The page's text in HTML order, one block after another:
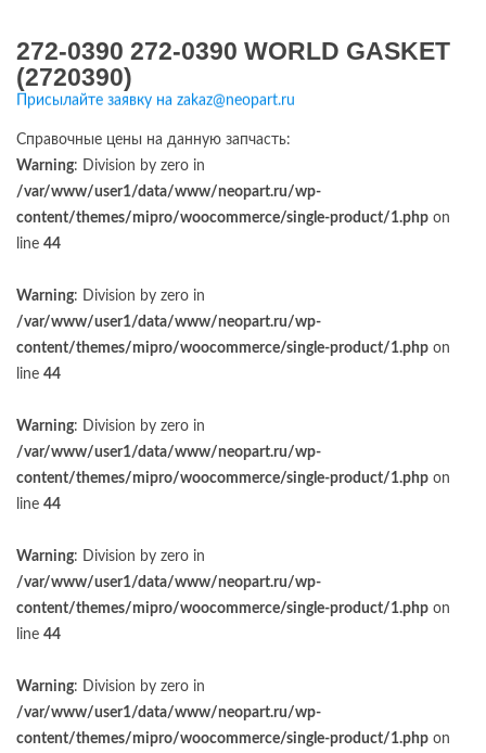
272-0390 272-0390 WORLD GASKET
(2720390)
Присылайте заявку на zakaz@neopart.ru
Справочные цены на данную запчасть:
Warning: Division by zero in
/var/www/user1/data/www/neopart.ru/wp-
content/themes/mipro/woocommerce/single-product/1.php on
line 44
Warning: Division by zero in
/var/www/user1/data/www/neopart.ru/wp-
content/themes/mipro/woocommerce/single-product/1.php on
line 44
Warning: Division by zero in
/var/www/user1/data/www/neopart.ru/wp-
content/themes/mipro/woocommerce/single-product/1.php on
line 44
Warning: Division by zero in
/var/www/user1/data/www/neopart.ru/wp-
content/themes/mipro/woocommerce/single-product/1.php on
line 44
Warning: Division by zero in
/var/www/user1/data/www/neopart.ru/wp-
content/themes/mipro/woocommerce/single-product/1.php on